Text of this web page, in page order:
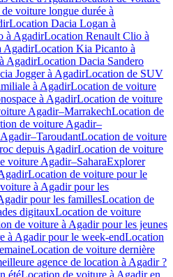
voiture longue durée à
Location Dacia Logan à
à AgadirLocation Renault Clio à
AgadirLocation Kia Picanto à
AgadirLocation Dacia Sandero
Jogger à AgadirLocation de SUV
à AgadirLocation de voiture
à AgadirLocation de voiture
Agadir–MarrakechLocation de
de voiture Agadir–
Location de voiture
depuis AgadirLocation de voiture
voiture Agadir–SaharaExplorer
Location de voiture pour le
à Agadir pour les
pour les famillesLocation de
digitauxLocation de voiture
de voiture à Agadir pour les jeunes
à Agadir pour le week-endLocation
Location de voiture dernière
agence de location à Agadir ?
étéLocation de voiture à Agadir en